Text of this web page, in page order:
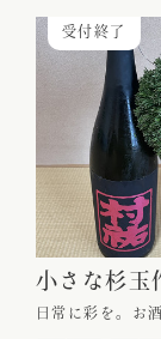
受付終了
小さな杉玉
日常に彩を。お